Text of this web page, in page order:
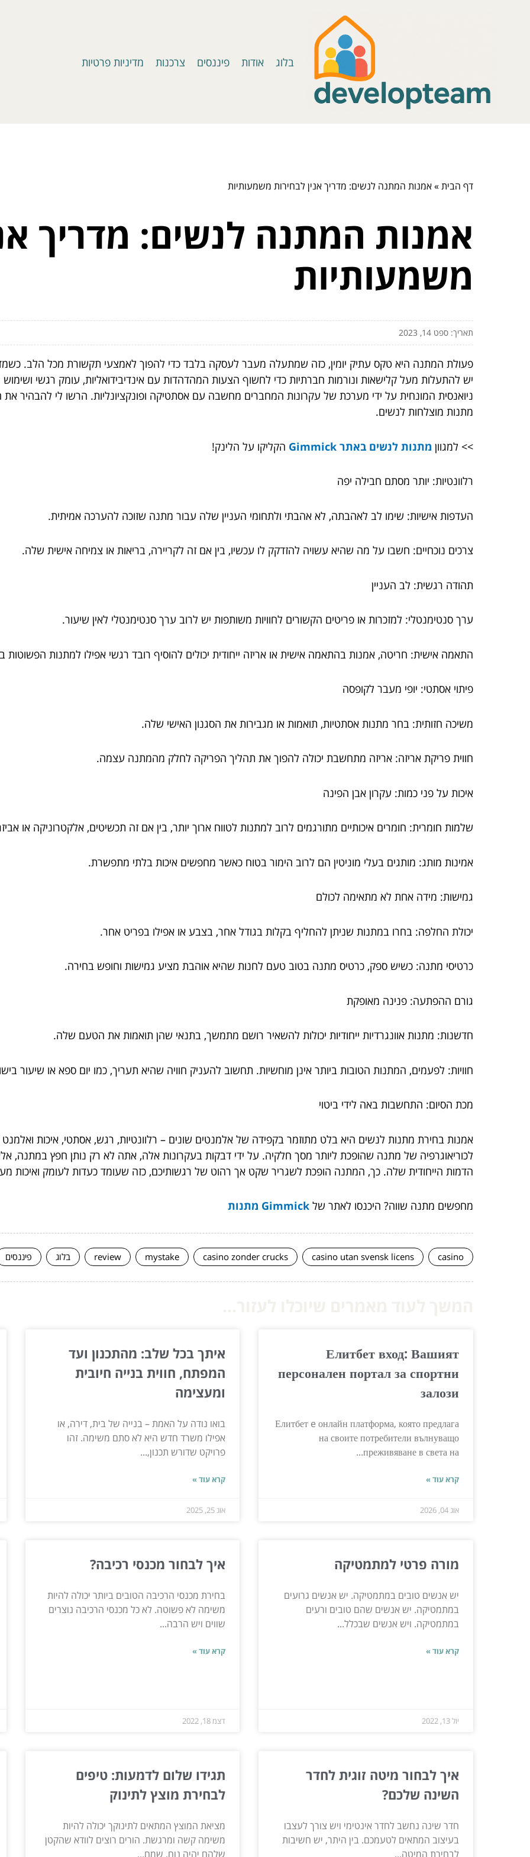
בלוג אודות פיננסים צרכנות מדיניות פרטיות
דף הבית»אמנות המתנה לנשים: מדריך אנין לבחירות משמעותיות
אמנות המתנה לנשים: מדריך
משמעותיות
תאריך: ספט 14, 2023
פעולת המתנה היא טקס עתיק יומין, כזה שמתעלה מעבר לעסקה בלבד כדי להפוך לאמצעי תקשורת מכל הלב.
יש להתעלות מעל קלישאות ונורמות חברתיות כדי לחשוף הצעות המהדהדות עם אינדיבידואליות, עומק רגשי
ניואנסית המונחית על ידי מערכת של עקרונות המחברים מחשבה עם אסתטיקה ופונקציונליות. הרשו לי להבהיר
מתנות מוצלחות לנשים.
>> למגוון מתנות לנשים באתר Gimmick הקליקו על הלינק!
רלוונטיות: יותר מסתם חבילה יפה
העדפות אישיות: שימו לב לאהבתה, לא אהבתי ולתחומי העניין שלה עבור מתנה שזוכה להערכה אמיתית.
צרכים נוכחיים: חשבו על מה שהיא עשויה להזדקק לו עכשיו, בין אם זה לקריירה, בריאות או צמיחה אישית שלה.
תהודה רגשית: לב העניין
ערך סנטימנטלי: למזכרות או פריטים הקשורים לחוויות משותפות יש לרוב ערך סנטימנטלי לאין שיעור.
התאמה אישית: חריטה, אמנות בהתאמה אישית או אריזה ייחודית יכולים להוסיף רובד רגשי אפילו למתנות הפשוטות
פיתוי אסתטי: יופי מעבר לקופסה
משיכה חזותית: בחר מתנות אסתטיות, תואמות או מגבירות את הסגנון האישי שלה.
חווית פריקת אריזה: אריזה מתחשבת יכולה להפוך את תהליך הפריקה לחלק מהמתנה עצמה.
איכות על פני כמות: עקרון אבן הפינה
שלמות חומרית: חומרים איכותיים מתורגמים לרוב למתנות לטווח ארוך יותר, בין אם זה תכשיטים, אלקטרוניקה או
אמינות מותג: מותגים בעלי מוניטין הם לרוב הימור בטוח כאשר מחפשים איכות בלתי מתפשרת.
גמישות: מידה אחת לא מתאימה לכולם
יכולת החלפה: בחרו במתנות שניתן להחליף בקלות בגודל אחר, בצבע או אפילו בפריט אחר.
כרטיסי מתנה: כשיש ספק, כרטיס מתנה בטוב טעם לחנות שהיא אוהבת מציע גמישות וחופש בחירה.
גורם ההפתעה: פנינה מאופקת
חדשנות: מתנות אוונגרדיות ייחודיות יכולות להשאיר רושם מתמשך, בתנאי שהן תואמות את הטעם שלה.
חוויות: לפעמים, המתנות הטובות ביותר אינן מוחשיות. תחשוב להעניק חוויה שהיא תעריך, כמו יום ספא או שיעור
מכת הסיום: התחשבות באה לידי ביטוי
אמנות בחירת מתנות לנשים היא בלט מתוזמר בקפידה של אלמנטים שונים – רלוונטיות, רגש, אסתטי, איכות
לכוריאוגרפיה של מתנה שהופכת ליותר מסך חלקיה. על ידי דבקות בעקרונות אלה, אתה לא רק נותן חפץ במתנה,
הדמות הייחודית שלה. כך, המתנה הופכת לשגריר שקט אך רהוט של רגשותיכם, כזה שעומד כעדות לעומק ואיכות
מחפשים מתנה שווה? היכנסו לאתר של Gimmick מתנות
casino
casino utan svensk licens
casino zonder crucks
mystake
review בלוג פיננסים
Елитбет вход: Вашият
персонален портал за спортни
залози
Елитбет e онлайн платформа, която предлага
на своите потребители вълнуващо
преживяване в света на...
קרא עוד »
אוג 04, 2026
איתך בכל שלב: מהתכנון ועד
המפתח, חווית בנייה חיובית
ומעצימה
בואו נודה על האמת – בנייה של בית, דירה, או
אפילו משרד חדש היא לא סתם משימה. זהו
פרויקט שדורש תכנון,...
קרא עוד »
אוג 25, 2025
מורה פרטי למתמטיקה
יש אנשים טובים במתמטיקה. יש אנשים גרועים
במתמטיקה. יש אנשים שהם טובים ורעים
במתמטיקה. ויש אנשים שבכלל...
קרא עוד »
יול 13, 2022
איך לבחור מכנסי רכיבה?
בחירת מכנסי הרכיבה הטובים ביותר יכולה להיות
משימה לא פשוטה. לא כל מכנסי הרכיבה נוצרים
שווים ויש הרבה...
קרא עוד »
דצמ 18, 2022
איך לבחור מיטה זוגית לחדר
השינה שלכם?
חדר שינה נחשב לחדר אינטימי ויש צורך לעצבו
בעיצוב המתאים לטעמכם. בין היתר, יש חשיבות
לבחירת המיטה...
תגידו שלום לדמעות: טיפים
לבחירת מוצץ לתינוק
מציאת המוצץ המתאים לתינוקך יכולה להיות
משימה קשה ומרגשת. הורים רוצים לוודא שהקטן
שלהם יהיה נוח, שמח...